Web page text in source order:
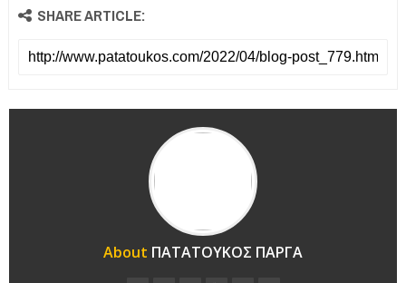
SHARE ARTICLE:
About ΠΑΤΑΤΟΥΚΟΣ ΠΑΡΓΑ